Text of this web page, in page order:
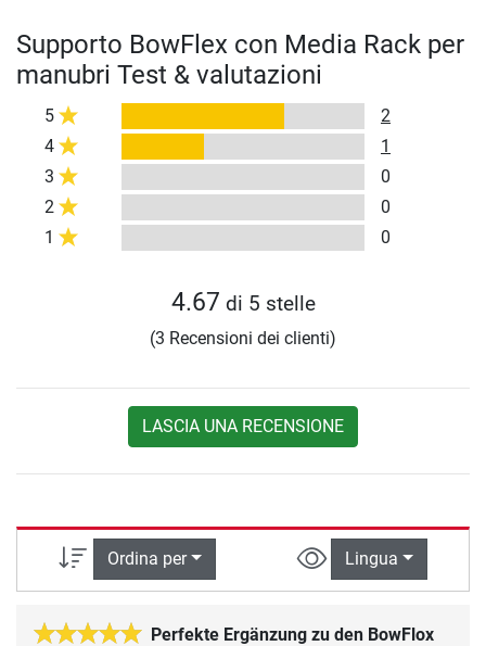
Supporto BowFlex con Media Rack per
manubri Test & valutazioni
5
2
4
1
3
0
2
0
1
0
4.67 di 5 stelle
(3 Recensioni dei clienti)
LASCIA UNA RECENSIONE
Ordina per Lingua
Perfekte Ergänzung zu den BowFlox